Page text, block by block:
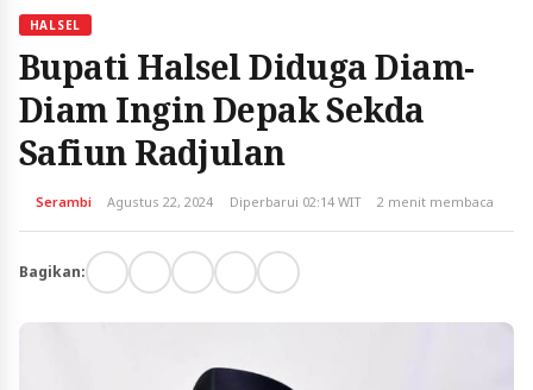
HALSEL
Bupati Halsel Diduga Diam-
Diam Ingin Depak Sekda
Safiun Radjulan
Serambi Agustus 22, 2024 Diperbarui 02:14 WIT 2 menit membaca
Bagikan: